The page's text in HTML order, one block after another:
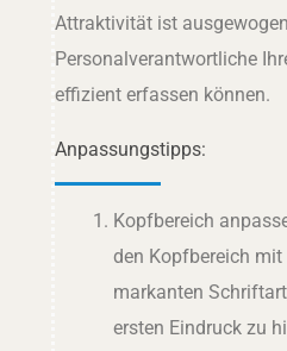
Attraktivität ist
Personalverantwortliche
effizient erfassen können.
Anpassungstipps:
Kopfbereich
den Kopfbereich
markanten
ersten Eindruck zu